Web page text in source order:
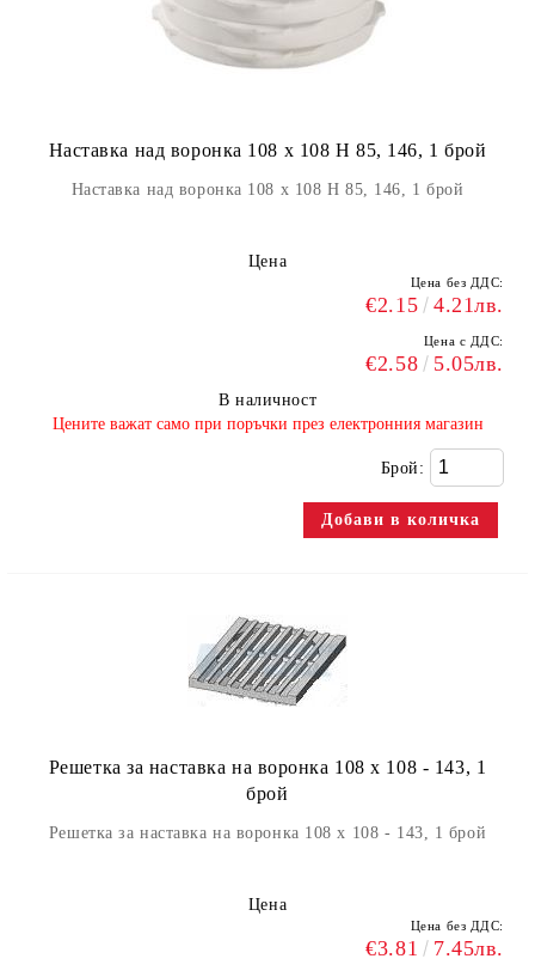
Наставка над воронка 108 x 108 H 85, 146, 1 брой
Наставка над воронка 108 x 108 H 85, 146, 1 брой
Цена
Цена без ДДС:
€2.15 4.21лв.
Цена с ДДС:
€2.58 5.05лв.
В наличност
​Цените важат само при поръчки през електронния магазин
Брой:
Решетка за наставка на воронка 108 x 108 - 143, 1
брой
Решетка за наставка на воронка 108 x 108 - 143, 1 брой
Цена
Цена без ДДС:
€3.81 7.45лв.